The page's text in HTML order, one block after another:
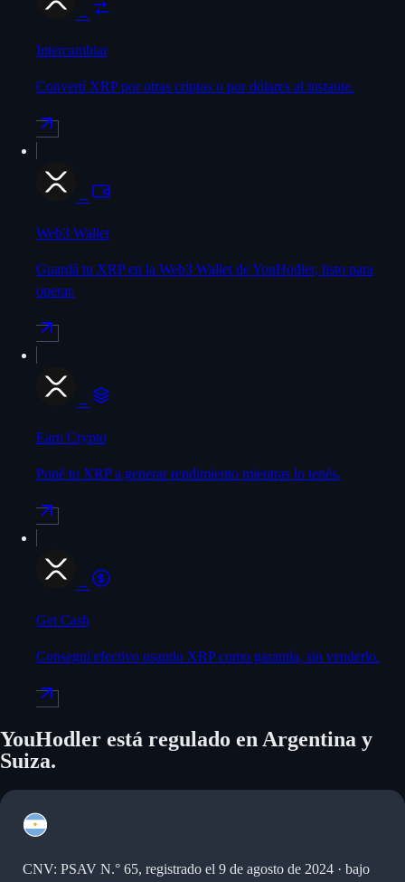
→
Intercambiar
Convertí XRP por otras criptos o por dólares al instante.
→
Web3 Wallet
Guardá tu XRP en la Web3 Wallet de YouHodler, listo para
operar.
→
Earn Crypto
Poné tu XRP a generar rendimiento mientras lo tenés.
→
Get Cash
Conseguí efectivo usando XRP como garantía, sin venderlo.
YouHodler está regulado en Argentina y
Suiza.
CNV: PSAV N.° 65, registrado el 9 de agosto de 2024 · bajo